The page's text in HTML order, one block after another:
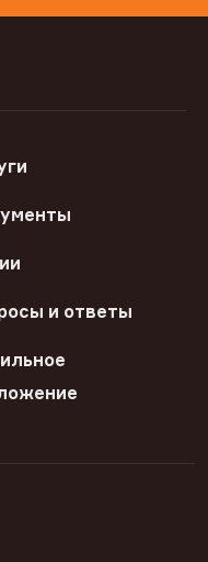
и ответы